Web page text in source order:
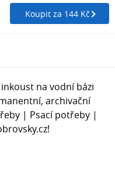
Koupit za 144 Kč
na vodní bázi
archivační
| Psací potřeby |